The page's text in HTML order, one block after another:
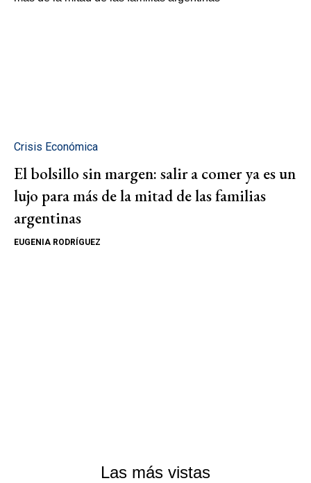
Crisis Económica
El bolsillo sin margen: salir a comer ya es un
lujo para más de la mitad de las familias
argentinas
EUGENIA RODRÍGUEZ
Las más vistas